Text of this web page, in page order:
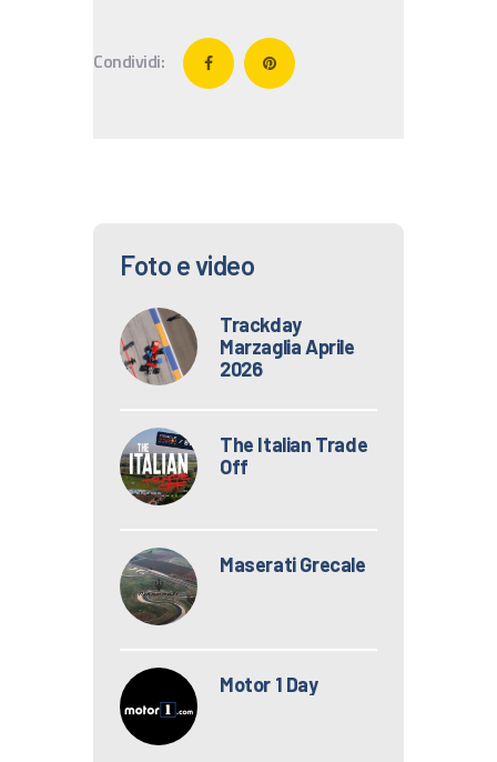
Condividi:
Foto e video
Trackday
Marzaglia Aprile
2026
The Italian Trade
Off
Maserati Grecale
Motor 1 Day